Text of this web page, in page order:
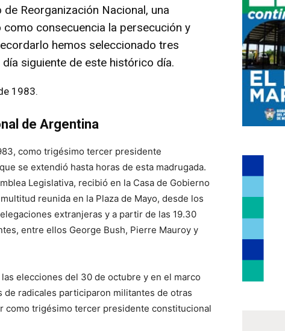
Reorganización Nacional, una
consecuencia la persecución y
hemos seleccionado tres
siguiente de este histórico día.
1983.
de Argentina
como trigésimo tercer presidente
se extendió hasta horas de esta madrugada.
Legislativa, recibió en la Casa de Gobierno
reunida en la Plaza de Mayo, desde los
extranjeras y a partir de las 19.30
entre ellos George Bush, Pierre Mauroy y
elecciones del 30 de octubre y en el marco
de radicales participaron militantes de otras
como trigésimo tercer presidente constitucional